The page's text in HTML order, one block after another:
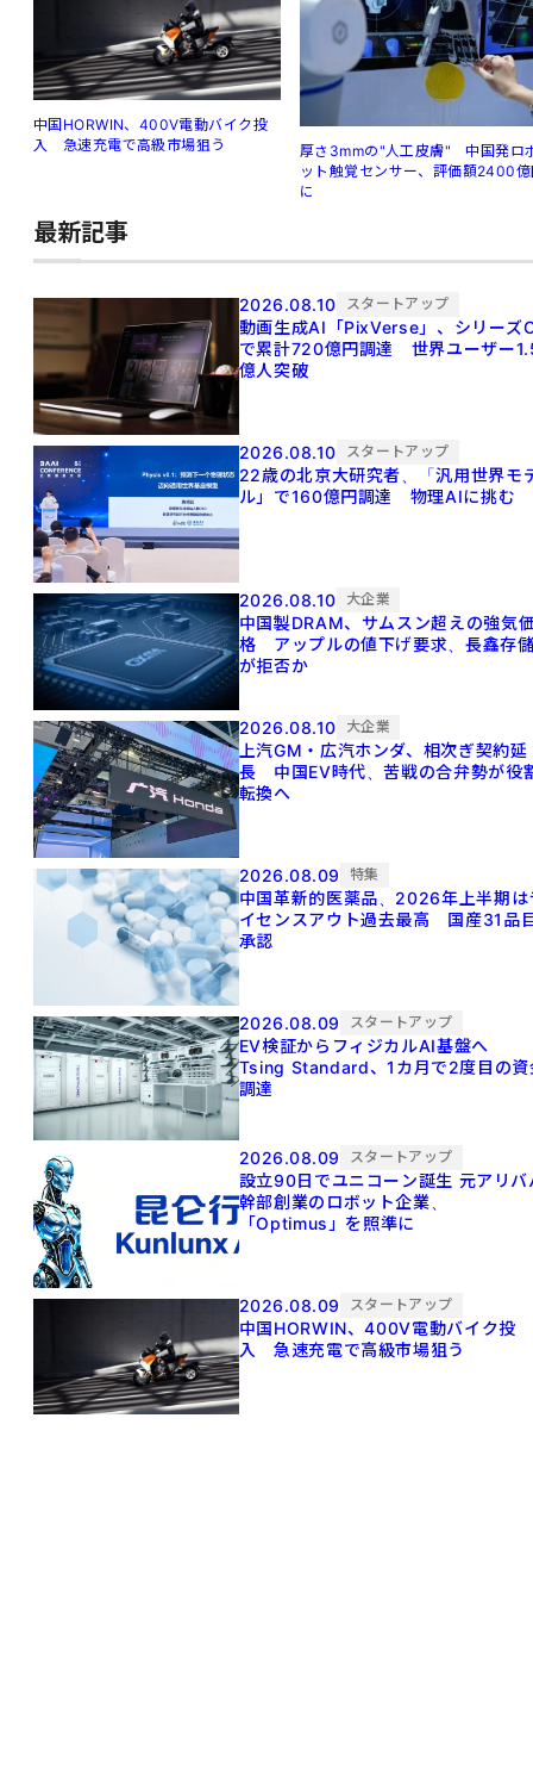
中国HORWIN、400V電動バイク投
入 急速充電で高級市場狙う
厚さ3mmの"人工皮膚" 中国発ロ
ット触覚センサー、評価額2400
に
最新記事
2026.08.10 スタートアップ
動画生成AI「PixVerse」、シリーズ
で累計720億円調達 世界ユーザー
億人突破
2026.08.10 スタートアップ
22歳の北京大研究者、「汎用世界モ
ル」で160億円調達 物理AIに挑む
2026.08.10 大企業
中国製DRAM、サムスン超えの強気
格 アップルの値下げ要求、長鑫存
が拒否か
2026.08.10 大企業
上汽GM・広汽ホンダ、相次ぎ契約延
長 中国EV時代、苦戦の合弁勢が役
転換へ
2026.08.09 特集
中国革新的医薬品、2026年上半期は
イセンスアウト過去最高 国産31品
承認
2026.08.09 スタートアップ
EV検証からフィジカルAI基盤へ
Tsing Standard、1カ月で2度目の資
調達
2026.08.09 スタートアップ
設立90日でユニコーン誕生 元アリババ
幹部創業のロボット企業、
「Optimus」を照準に
2026.08.09 スタートアップ
中国HORWIN、400V電動バイク投
入 急速充電で高級市場狙う